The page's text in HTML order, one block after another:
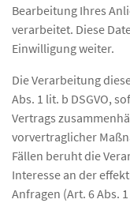
Bearbeitung Ihres
verarbeitet. Diese
Einwilligung weiter.
Die Verarbeitung
Abs. 1 lit. b DSGVO,
Vertrags
vorvertraglicher
Fällen beruht die
Interesse an der
Anfragen (Art. 6 Abs.